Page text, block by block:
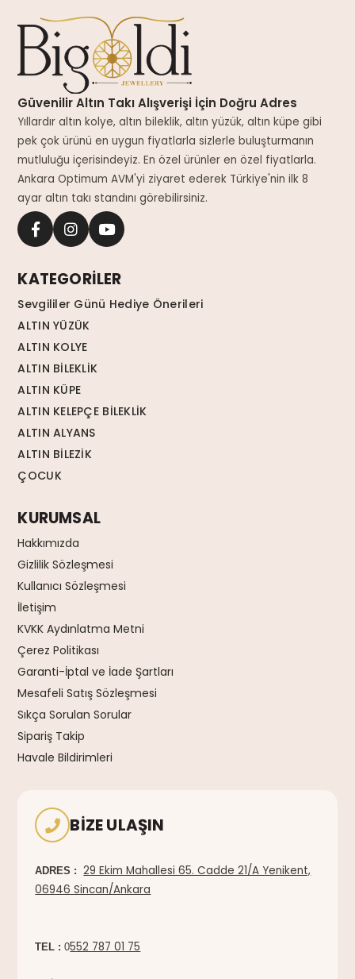
Güvenilir Altın Takı Alışverişi İçin Doğru Adres
Yıllardır altın kolye, altın bileklik, altın yüzük, altın küpe gibi
pek çok ürünü en uygun fiyatlarla sizlerle buluşturmanın
mutluluğu içerisindeyiz. En özel ürünler en özel fiyatlarla.
Ankara Optimum AVM'yi ziyaret ederek Türkiye'nin ilk 8
ayar altın takı standını görebilirsiniz.
KATEGORİLER
Sevgililer Günü Hediye Önerileri
ALTIN YÜZÜK
ALTIN KOLYE
ALTIN BİLEKLİK
ALTIN KÜPE
ALTIN KELEPÇE BİLEKLİK
ALTIN ALYANS
ALTIN BİLEZİK
ÇOCUK
KURUMSAL
Hakkımızda
Gizlilik Sözleşmesi
Kullanıcı Sözleşmesi
İletişim
KVKK Aydınlatma Metni
Çerez Politikası
Garanti-İptal ve İade Şartları
Mesafeli Satış Sözleşmesi
Sıkça Sorulan Sorular
Sipariş Takip
Havale Bildirimleri
BIZE ULAŞIN
ADRES :
29 Ekim Mahallesi 65. Cadde 21/A Yenikent,
06946 Sincan/Ankara
TEL : 0552 787 01 75